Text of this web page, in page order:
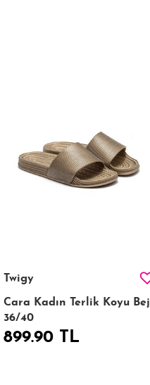
Twigy
Cara Kadın Terlik Koyu Bej
36/40
899.90 TL